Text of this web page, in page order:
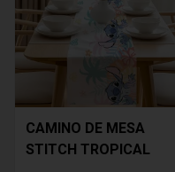
CAMINO DE MESA
STITCH TROPICAL